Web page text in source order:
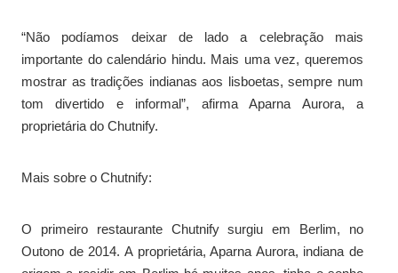
“Não podíamos deixar de lado a celebração mais
importante do calendário hindu. Mais uma vez, queremos
mostrar as tradições indianas aos lisboetas, sempre num
tom divertido e informal”, afirma Aparna Aurora, a
proprietária do Chutnify.
Mais sobre o Chutnify:
O primeiro restaurante Chutnify surgiu em Berlim, no
Outono de 2014. A proprietária, Aparna Aurora, indiana de